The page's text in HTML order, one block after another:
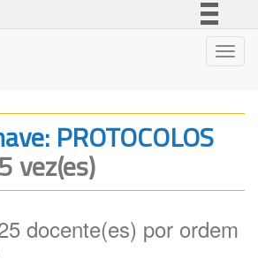
Legislação
PROTOCOLOS
vez(es)
docente(es) por ordem